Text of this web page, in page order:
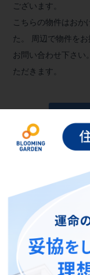
ございます。
こちらの物件はおか
た。
周辺で物件を
お問い合わせ下さい。
ただきます。
こ